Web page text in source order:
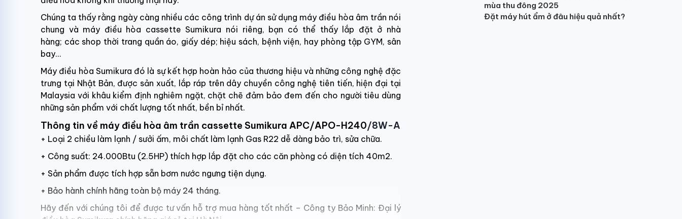
Chúng ta thấy rằng ngày càng nhiều các công trình dự án sử dụng máy điều hòa âm trần nói
chung và máy điều hòa cassette Sumikura nói riêng, bạn có thể thấy lắp đặt ở nhà
hàng; các shop thời trang quần áo, giấy dép; hiệu sách, bệnh viện, hay phòng tập GYM, sân
bay…
Máy điều hòa Sumikura đó là sự kết hợp hoàn hảo của thương hiệu và những công nghệ đặc
trưng tại Nhật Bản, được sản xuất, lắp ráp trên dây chuyền công nghệ tiên tiến, hiện đại tại
Malaysia với khâu kiểm định nghiêm ngặt, chặt chẽ đảm bảo đem đến cho người tiêu dùng
những sản phẩm với chất lượng tốt nhất, bền bỉ nhất.
Thông tin về máy điều hòa âm trần cassette Sumikura APC/APO-H240/8W-A
+ Loại 2 chiều làm lạnh / sưởi ấm, môi chất làm lạnh Gas R22 dễ dàng bảo trì, sửa chữa.
+ Công suất: 24.000Btu (2.5HP) thích hợp lắp đặt cho các căn phòng có diện tích 40m2.
+ Sản phẩm được tích hợp sẵn bơm nước ngưng tiện dụng.
+ Bảo hành chính hãng toàn bộ máy 24 tháng.
Hãy đến với chúng tôi để được tư vấn hỗ trợ mua hàng tốt nhất – Công ty Bảo Minh:Đại lý
mùa thu đông 2025
Đặt máy hút ẩm ở đâu hiệu quả nhất?